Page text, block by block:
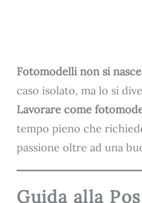
Fotomodelli non si nasce
caso isolato, ma lo si
Lavorare come
tempo pieno che
passione oltre ad una
Guida alla